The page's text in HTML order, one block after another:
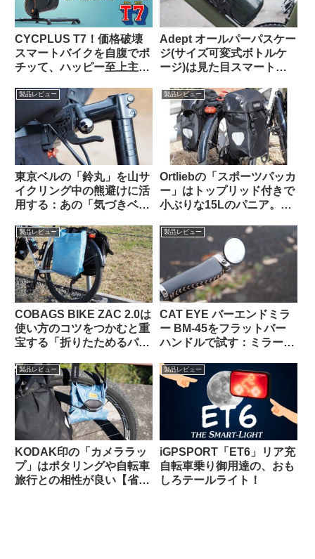
CYCPLUS T7！価格破壊
スマートバイクを自腹でポ
チッて、ハッピー至上主
Adept オールパーパスケー
ジ(サイズ可変式ボトルケ
ージ)は見た目スマートで
【Bikase ABCケージとの
比較あり】
製品レビュー
東京ベルの「鈴丸」を山サ
イクリング中の熊避けに活
用する：あの「気づきベ
るようにした感じで超便利
製品レビュー
Ortliebの「スポーツパッカ
ー」はトップリッド付きで
小ぶりな15Lのパニア。ど
い方に向いている？
製品レビュー
COBAGS BIKE ZAC 2.0は
使い方のコツをつかむと重
宝する「折りたためるパニ
ャンプ・輪行でも】
製品レビュー
CAT EYE バーエンドミラ
ー BM-45をフラットバー
ハンドルで試す：ミラー部
は果たして!?
製品レビュー
KODAK印の「カメララッ
プ」はポタリングや自転車
旅行との相性が良い【省ス
製品レビュー
iGPSPORT「ET6」リア充
自転車乗り御用達の、おも
しろテールライト！